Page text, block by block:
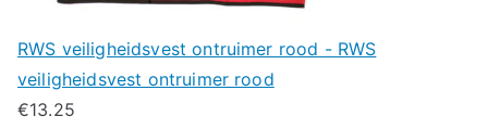
RWS veiligheidsvest ontruimer rood - RWS
veiligheidsvest ontruimer rood
€13.25